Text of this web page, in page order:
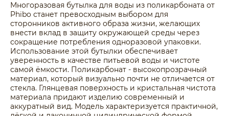
Многоразовая бутылка для воды из поликарбоната от
Phibo станет превосходным выбором для
сторонников активного образа жизни, желающих
внести вклад в защиту окружающей среды через
сокращение потребления одноразовой упаковки.
Использование этой бутылки обеспечивает
уверенность в качестве питьевой воды и чистоте
самой ёмкости. Поликарбонат - высокопрозрачный
материал, который визуально почти не отличается от
стекла. Глянцевая поверхность и кристальная чистота
материала придают изделию современный и
аккуратный вид. Модель характеризуется практичной,